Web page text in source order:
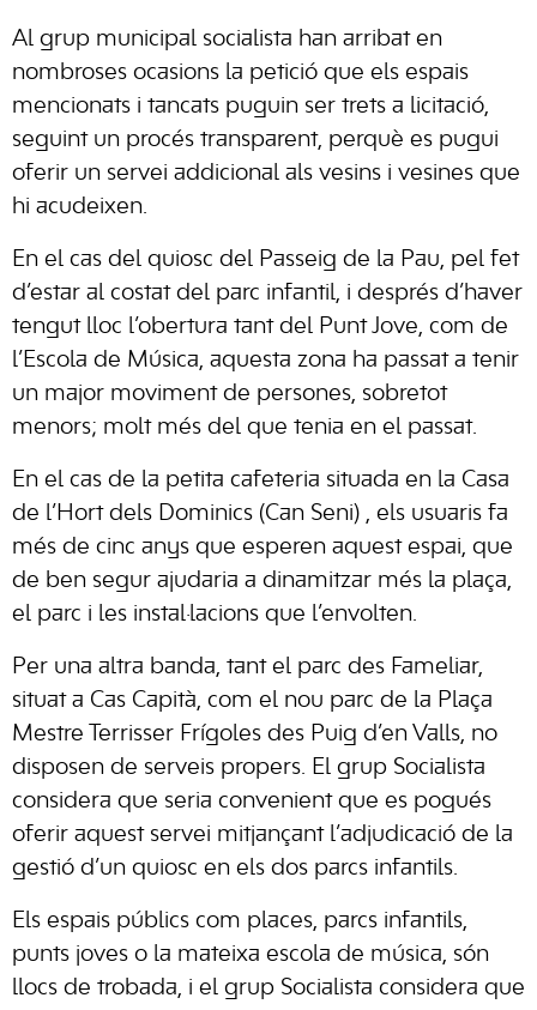
Al grup municipal socialista han arribat en
nombroses ocasions la petició que els espais
mencionats i tancats puguin ser trets a licitació,
seguint un procés transparent, perquè es pugui
oferir un servei addicional als vesins i vesines que
hi acudeixen.
En el cas del quiosc del Passeig de la Pau, pel fet
d’estar al costat del parc infantil, i després d’haver
tengut lloc l’obertura tant del Punt Jove, com de
l’Escola de Música, aquesta zona ha passat a tenir
un major moviment de persones, sobretot
menors; molt més del que tenia en el passat.
En el cas de la petita cafeteria situada en la Casa
de l’Hort dels Dominics (Can Seni) , els usuaris fa
més de cinc anys que esperen aquest espai, que
de ben segur ajudaria a dinamitzar més la plaça,
el parc i les instal·lacions que l’envolten.
Per una altra banda, tant el parc des Fameliar,
situat a Cas Capità, com el nou parc de la Plaça
Mestre Terrisser Frígoles des Puig d’en Valls, no
disposen de serveis propers. El grup Socialista
considera que seria convenient que es pogués
oferir aquest servei mitjançant l’adjudicació de la
gestió d’un quiosc en els dos parcs infantils.
Els espais públics com places, parcs infantils,
punts joves o la mateixa escola de música, són
llocs de trobada, i el grup Socialista considera que